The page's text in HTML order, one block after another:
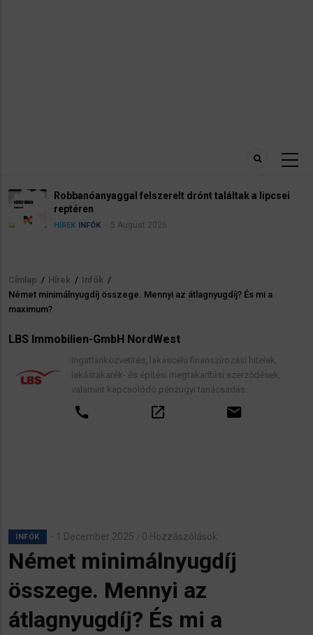
Robbanóanyaggal felszerelt drónt találtak a lipcsei
reptéren
HÍREK INFÓK 5 August 2026
Morzsa
Címlap / Hírek / Infók /
Német minimálnyugdíj összege. Mennyi az átlagnyugdíj? És mi a
maximum?
LBS Immobilien-GmbH NordWest
Ingatlanközvetítés, lakáscélú finanszírozási hitelek,
lakástakarék- és építési megtakarítási szerződések,
valamint kapcsolódó pénzügyi tanácsadás.
call open_in_new email
INFÓK 1 December 2025 / 0 Hozzászólások
Német minimálnyugdíj
összege. Mennyi az
átlagnyugdíj? És mi a